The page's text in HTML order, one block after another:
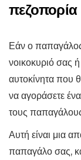
πεζοπορία
Εάν ο παπαγάλος
νοικοκυριό σας
αυτοκίνητα που
να αγοράσετε
τους
Αυτή είναι μια
παπαγάλο σας,